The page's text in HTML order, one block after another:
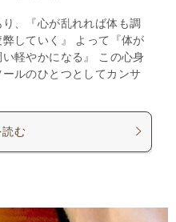
、『心が乱れれば体も調
していく』 よって『体が
軽やかになる』 この心身
ルのひとつとしてカンサ
読む